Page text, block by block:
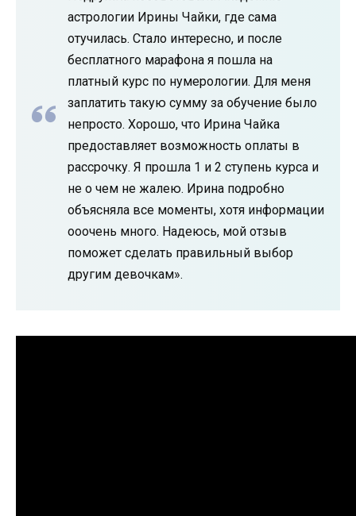
астрологии Ирины Чайки, где сама
отучилась. Стало интересно, и после
бесплатного марафона я пошла на
платный курс по нумерологии. Для меня
заплатить такую сумму за обучение было
непросто. Хорошо, что Ирина Чайка
предоставляет возможность оплаты в
рассрочку. Я прошла 1 и 2 ступень курса и
не о чем не жалею. Ирина подробно
объясняла все моменты, хотя информации
ооочень много. Надеюсь, мой отзыв
поможет сделать правильный выбор
другим девочкам».